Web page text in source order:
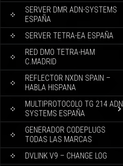
SERVER DMR ADN-SYSTEMS
ESPAÑA
SERVER TETRA-EA ESPAÑA
RED DMO TETRA-HAM
C.MADRID
REFLECTOR NXDN SPAIN –
HABLA HISPANA
MULTIPROTOCOLO TG 214 ADN
SYSTEMS ESPAÑA
GENERADOR CODEPLUGS
TODAS LAS MARCAS
DVLINK V9 – CHANGE LOG